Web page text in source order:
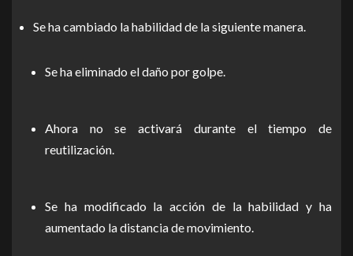
Se ha cambiado la habilidad de la siguiente manera.
Se ha eliminado el daño por golpe.
Ahora no se activará durante el tiempo de
reutilización.
Se ha modificado la acción de la habilidad y ha
aumentado la distancia de movimiento.